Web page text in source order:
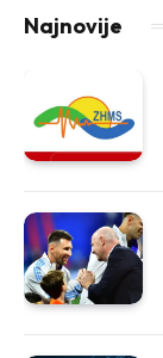
Najnovije